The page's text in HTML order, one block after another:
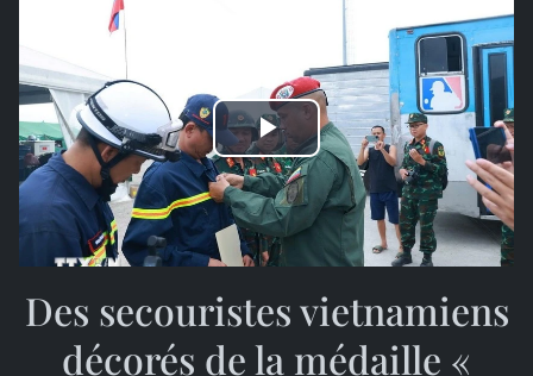
Play
Video
Des secouristes vietnamiens
décorés de la médaille «